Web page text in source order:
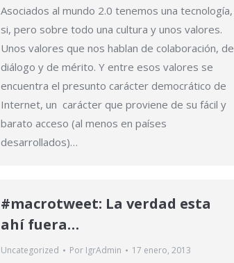
Asociados al mundo 2.0 tenemos una tecnología,
si, pero sobre todo una cultura y unos valores.
Unos valores que nos hablan de colaboración, de
diálogo y de mérito. Y entre esos valores se
encuentra el presunto carácter democrático de
Internet, un carácter que proviene de su fácil y
barato acceso (al menos en países
desarrollados)…
#macrotweet: La verdad esta
ahí fuera…
Uncategorized Por IgrAdmin 17 enero, 2013